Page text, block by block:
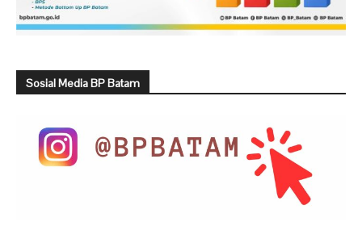
Sosial Media BP Batam